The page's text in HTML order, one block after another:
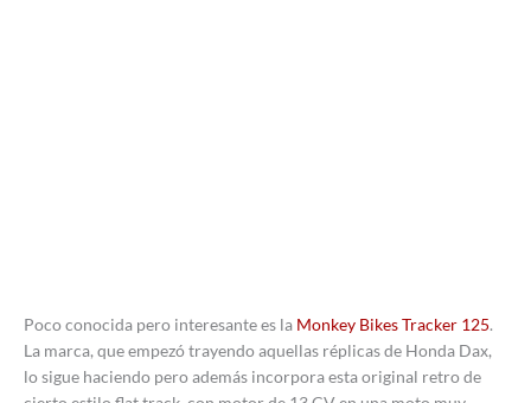
Poco conocida pero interesante es la Monkey Bikes Tracker 125.
La marca, que empezó trayendo aquellas réplicas de Honda Dax,
lo sigue haciendo pero además incorpora esta original retro de